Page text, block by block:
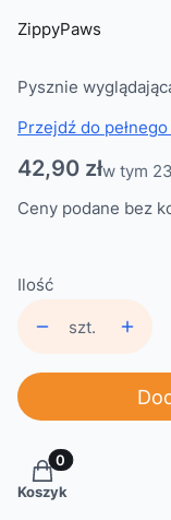
ZippyPaws
Pysznie
Przejdź do
Cena
42,90 złw tym
w tym
Ceny podane bez
Ilość
szt.
Produkty w
Koszyk